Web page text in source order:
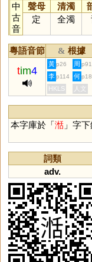
中
古
音
聲母 清濁
定
全濁
粵語音節 & 根據
tim4
黃 p26 周 p91
李 p114 何
HKLS 人文
本字庫於「湉」字下
詞類
adv.